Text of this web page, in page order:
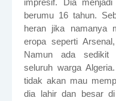
impresif. Dia
berumu 16 tahun.
heran jika namanya
eropa seperti
Namun ada sedikit
seluruh warga
tidak akan mau
dia lahir dan besar